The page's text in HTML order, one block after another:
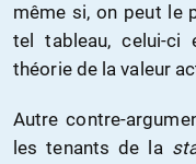
même si, on peut le
tel tableau, celui-ci
théorie de la valeur
Autre contre-
les tenants de la